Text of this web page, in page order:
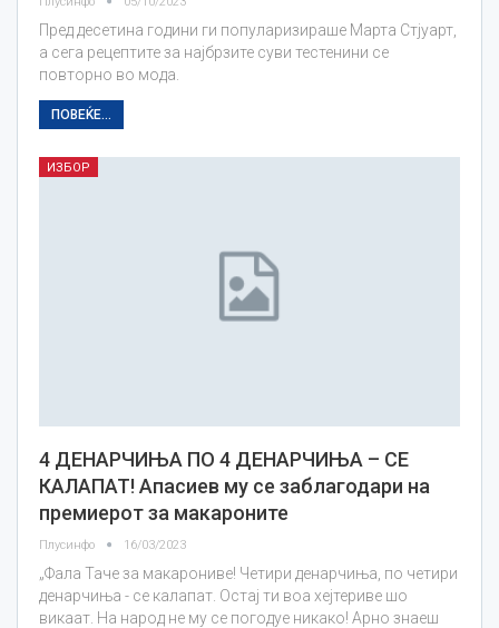
Пред десетина години ги популаризираше Марта Стјуарт,
а сега рецептите за најбрзите суви тестенини се
повторно во мода.
ПОВЕЌЕ...
ИЗБОР
4 ДЕНАРЧИЊА ПО 4 ДЕНАРЧИЊА – СЕ
КАЛАПАТ! Апасиев му се заблагодари на
премиерот за макароните
Плусинфо 16/03/2023
„Фала Таче за макарониве! Четири денарчиња, по четири
денарчиња - се калапат. Остај ти воа хејтериве шо
викаат. На народ не му се погодуе никако! Арно знаеш